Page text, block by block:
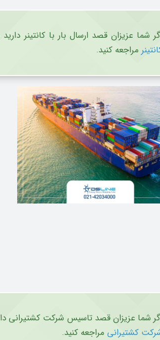
شما عزیزان قصد ارسال بار با کانتینر
مراجعه کنید.
شما عزیزان قصد تاسیس شرکت کشتیرانی
کشتیرانی مراجعه کنید.